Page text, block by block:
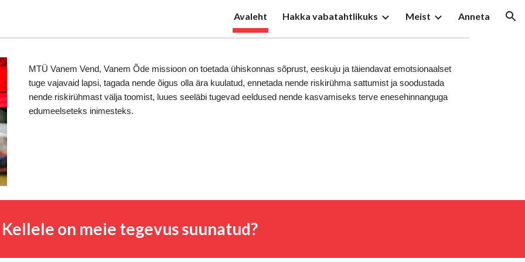
Skip to navigation
Avaleht Hakka vabatahtlikuks Meist Anneta
MTÜ Vanem Vend, Vanem Õde missioon on toetada ühiskonnas sõprust, eeskuju ja täiendavat emotsionaalset
tuge vajavaid lapsi, tagada nende õigus olla ära kuulatud, ennetada nende riskirühma sattumist ja soodustada
nende riskirühmast välja toomist, luues seeläbi tugevad eeldused nende kasvamiseks terve enesehinnanguga
edumeelseteks inimesteks.
Kellele on meie tegevus suunatud?